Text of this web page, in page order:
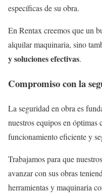
específicas de su obra.
En Rentax creemos que un
alquilar maquinaria, sino
y soluciones efectivas.
Compromiso con la
La seguridad en obra es
nuestros equipos en óptimas
funcionamiento eficiente y
Trabajamos para que
avanzar con sus obras
herramientas y maquinaria